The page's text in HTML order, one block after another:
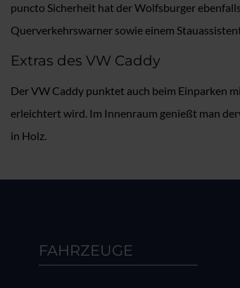
puncto Sicherheit hat der Wolfsburger
Querverkehrswarner sowie einem
Extras des VW Caddy
Der VW Caddy punktet auch beim Einparken
erleichtert wird. Im Innenraum genießt man
in Holz.
FAHRZEUGE